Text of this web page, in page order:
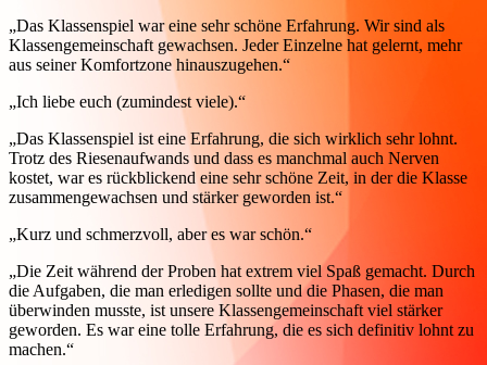
„Das Klassenspiel war eine sehr schöne Erfahrung. Wir sind als
Klassengemeinschaft gewachsen. Jeder Einzelne hat gelernt, mehr
aus seiner Komfortzone hinauszugehen.“
„Ich liebe euch (zumindest viele).“
„Das Klassenspiel ist eine Erfahrung, die sich wirklich sehr lohnt.
Trotz des Riesenaufwands und dass es manchmal auch Nerven
kostet, war es rückblickend eine sehr schöne Zeit, in der die Klasse
zusammengewachsen und stärker geworden ist.“
„Kurz und schmerzvoll, aber es war schön.“
„Die Zeit während der Proben hat extrem viel Spaß gemacht. Durch
die Aufgaben, die man erledigen sollte und die Phasen, die man
überwinden musste, ist unsere Klassengemeinschaft viel stärker
geworden. Es war eine tolle Erfahrung, die es sich definitiv lohnt zu
machen.“